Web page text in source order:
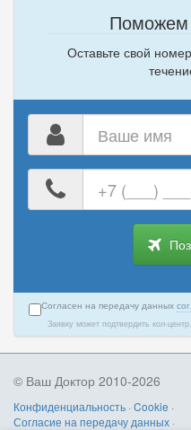
Поможем
Оставьте свой
Согласен на передачу данных
Заявку может подтвердить кол-центр.
© Ваш Доктор 2010-2026
Конфиденциальность · Cookie ·
Согласие на передачу данных ·